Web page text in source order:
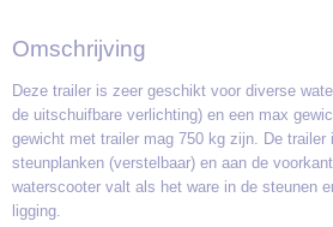
Omschrijving
Deze trailer is zeer geschikt voor diverse
de uitschuifbare verlichting) en een max
gewicht met trailer mag 750 kg zijn. De trailer
steunplanken (verstelbaar) en aan de
waterscooter valt als het ware in de steunen
ligging.